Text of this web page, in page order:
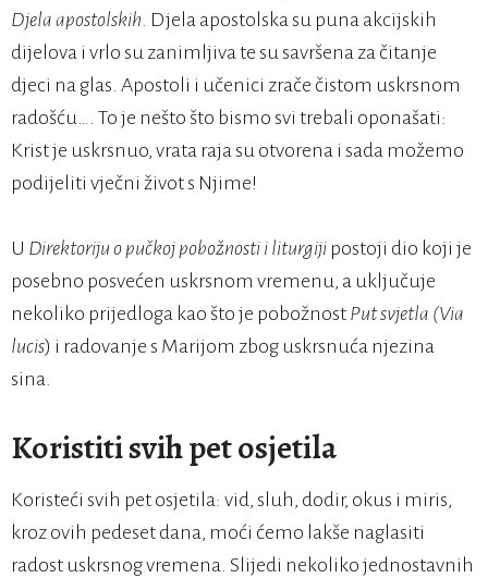
Djela apostolskih. Djela apostolska su puna akcijskih
dijelova i vrlo su zanimljiva te su savršena za čitanje
djeci na glas. Apostoli i učenici zrače čistom uskrsnom
radošću…. To je nešto što bismo svi trebali oponašati:
Krist je uskrsnuo, vrata raja su otvorena i sada možemo
podijeliti vječni život s Njime!
U Direktoriju o pučkoj pobožnosti i liturgiji postoji dio koji je
posebno posvećen uskrsnom vremenu, a uključuje
nekoliko prijedloga kao što je pobožnost Put svjetla (Via
lucis) i radovanje s Marijom zbog uskrsnuća njezina
sina.
Koristiti svih pet osjetila
Koristeći svih pet osjetila: vid, sluh, dodir, okus i miris,
kroz ovih pedeset dana, moći ćemo lakše naglasiti
radost uskrsnog vremena. Slijedi nekoliko jednostavnih